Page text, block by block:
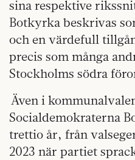
sina respektive
Botkyrka beskrivas
och en värdefull
precis som många
Stockholms södra
Även i
Socialdemokraterna
trettio år, från
2023 när partiet